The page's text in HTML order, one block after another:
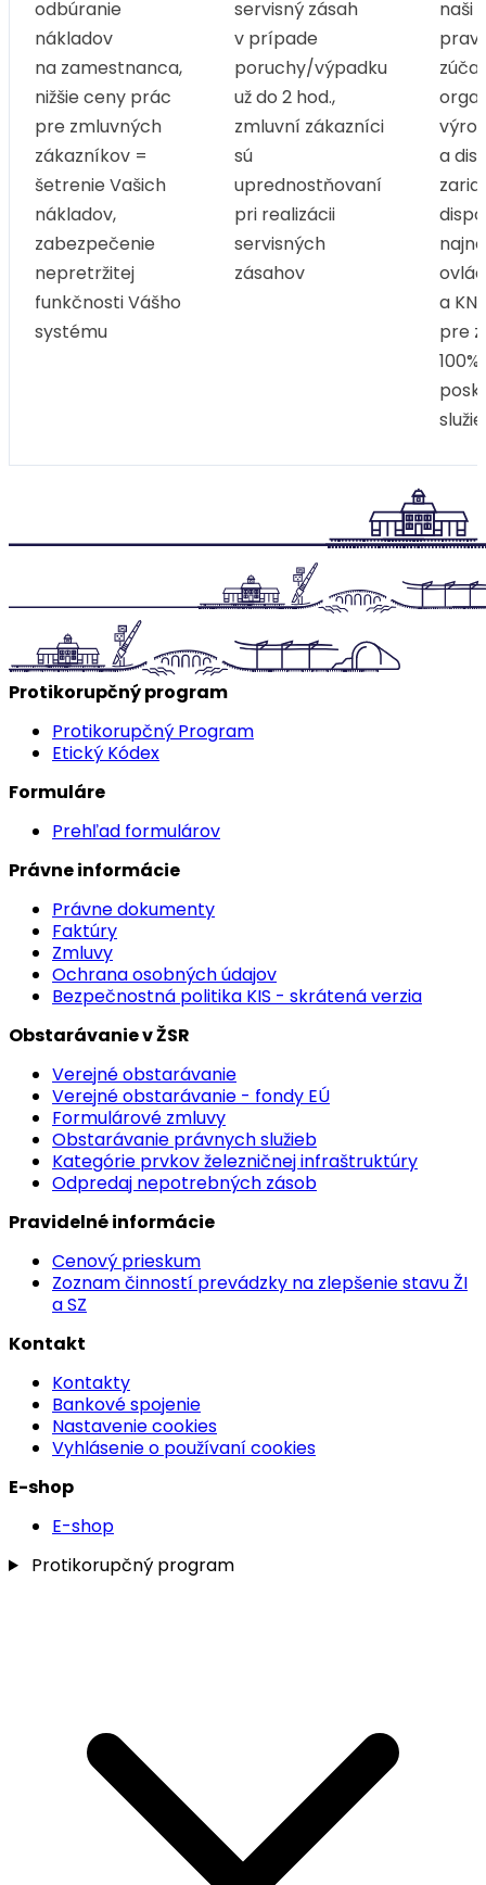
odbúranie
nákladov
na zamestnanca,
nižšie ceny prác
pre zmluvných
zákazníkov =
šetrenie Vašich
nákladov,
zabezpečenie
nepretržitej
funkčnosti Vášho
systému
servisný zásah
v prípade
poruchy/výpadku
už do 2 hod.,
zmluvní zákazníci
sú
uprednostňovaní
pri realizácii
servisných
zásahov
naši
a
a
pre
Protikorupčný program
Protikorupčný Program
Etický Kódex
Formuláre
Prehľad formulárov
Právne informácie
Právne dokumenty
Faktúry
Zmluvy
Ochrana osobných údajov
Bezpečnostná politika KIS - skrátená verzia
Obstarávanie v ŽSR
Verejné obstarávanie
Verejné obstarávanie - fondy EÚ
Formulárové zmluvy
Obstarávanie právnych služieb
Kategórie prvkov železničnej infraštruktúry
Odpredaj nepotrebných zásob
Pravidelné informácie
Cenový prieskum
Zoznam činností prevádzky na zlepšenie stavu ŽI
a SZ
Kontakt
Kontakty
Bankové spojenie
Nastavenie cookies
Vyhlásenie o používaní cookies
E-shop
E-shop
Protikorupčný program